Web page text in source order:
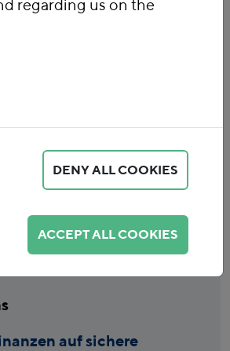
auf sichere
regarding us on the
DENY ALL COOKIES
ACCEPT ALL COOKIES